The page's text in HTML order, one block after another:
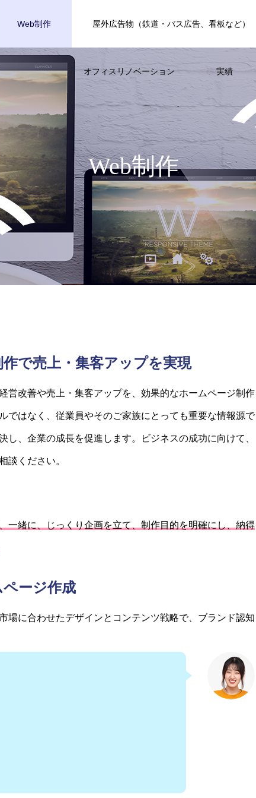
Web制作 屋外広告物（鉄道・バス広告、看板など）
オフィスリノベーション 実績
Web制作
で売上・集客アップを実現
営改善や売上・集客アップを、効果的なホームページ制作
ではなく、従業員やそのご家族にとっても重要な情報源で
、企業の成長を促進します。ビジネスの成功に向けて、
談ください。
一緒に、じっくり企画を立て、制作目的を明確にし、納得
ージ作成
場に合わせたデザインとコンテンツ戦略で、ブランド認知